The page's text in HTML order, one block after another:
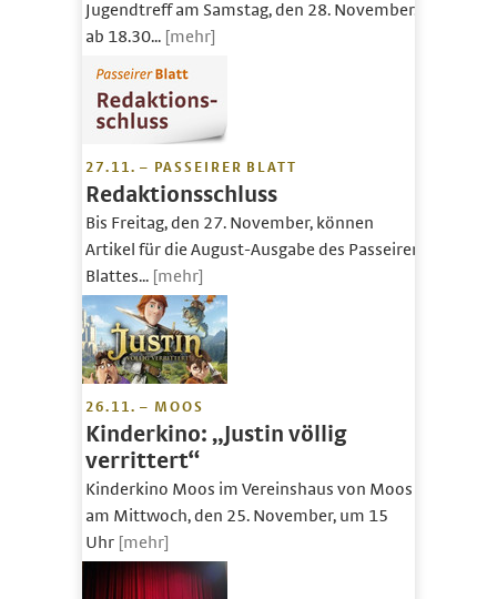
Jugendtreff am Samstag, den 28. November.
ab 18.30... [mehr]
27.11. – PASSEIRER BLATT
Redaktionsschluss
Bis Freitag, den 27. November, können
Artikel für die August-Ausgabe des Passeirer
Blattes... [mehr]
26.11. – MOOS
Kinderkino: „Justin völlig
verrittert“
Kinderkino Moos im Vereinshaus von Moos
am Mittwoch, den 25. November, um 15
Uhr [mehr]